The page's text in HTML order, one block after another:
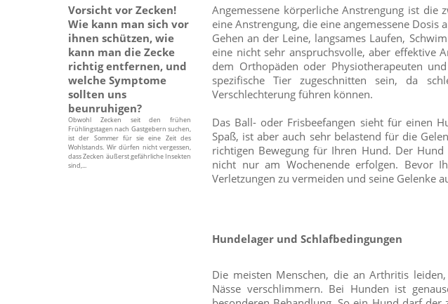
Vorsicht vor Zecken!
Wie kann man sich vor
ihnen schützen, wie
kann man die Zecke
richtig entfernen, und
welche Symptome
sollten uns
beunruhigen?
Obwohl Zecken seit den frühen
Frühlingstagen nach Gastgebern suchen,
ist der Sommer für sie eine Zeit des
Wohlstands. Wir dürfen nicht vergessen,
dass Zecken äußerst gefährliche Insekten
sind,...
Angemessene körperliche Anstrengung ist die
eine Anstrengung, die eine angemessene
Gehen an der Leine, langsames Laufen,
eine nicht sehr anspruchsvolle, aber effektive
dem Orthopäden oder Physiotherapeuten
spezifische Tier zugeschnitten sein, da
Verschlechterung führen können.
Das Ball- oder Frisbeefangen sieht für einen
Spaß, ist aber auch sehr belastend für die
richtigen Bewegung für Ihren Hund. Der
nicht nur am Wochenende erfolgen. Bevor
Verletzungen zu vermeiden und seine Gelenke
Hundelager und Schlafbedingungen
Die meisten Menschen, die an Arthritis
Nässe verschlimmern. Bei Hunden ist